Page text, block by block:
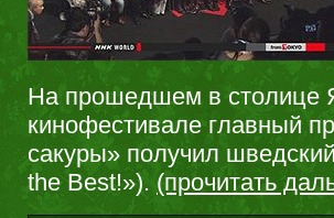
На прошедшем в столице
кинофестивале главный
сакуры» получил
the Best!»). (прочитать